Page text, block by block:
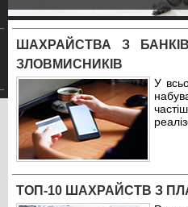
ШАХРАЙСТВА З
ЗЛОВМИСНИКІВ
У
ТОП-10 ШАХРАЙСТВ З